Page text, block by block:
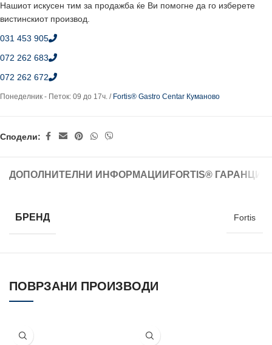
Нашиот искусен тим за продажба ќе Ви помогне да го изберете
вистинскиот производ.
031 453 905
072 262 683
072 262 672
Понеделник - Петок: 09 до 17ч. / Fortis® Gastro Centar Куманово
Сподели:
ДОПОЛНИТЕЛНИ ИНФОРМАЦИИ FORTIS®
БРЕНД Fortis
ПОВРЗАНИ ПРОИЗВОДИ